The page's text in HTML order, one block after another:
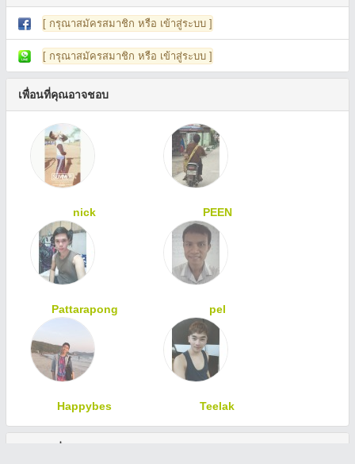
[ กรุณาสมัครสมาชิก หรือ เข้าสู่ระบบ ]
[ กรุณาสมัครสมาชิก หรือ เข้าสู่ระบบ ]
เพื่อนที่คุณอาจชอบ
nick PEEN
Pattarapong pel
Happybes Teelak